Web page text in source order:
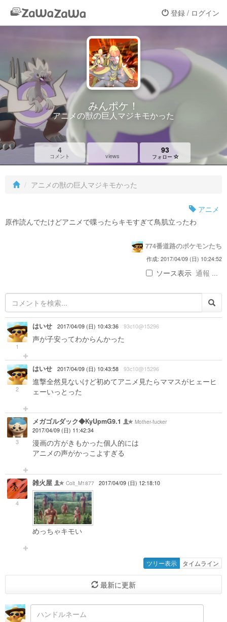
登録 / ログイン
みんポケ！
アニメの獣の巨人マジキモかった
4
コメント views
93
フォロー
アニメの獣の巨人マジキモかった
アニメ
原作読んでたけどアニメで喋ったらキモすぎて鳥肌立ったわ
774番道路のポケモンたち
作成: 2017/04/09 (日) 10:24:52
ソース表示 通報 ...
1
はいせ 2017/04/09 (日) 10:43:36 93c10@15296
声が子安ってわからんかった
2
はいせ 2017/04/09 (日) 10:43:58 93c10@15296
進撃全然見ないけど初めてアニメ見たらママスがヒェーヒ
ェーいっとった
3
メガゴルダック◆KyUpmG9.1
Mother-fucker
2017/04/09 (日) 11:42:34
漫画の方がきもかった個人的には
アニメの声がかっこよすぎる
4
雑火屋 Colt_M1877 2017/04/09 (日) 12:18:10
めっちゃキモい
ツリー表示 タイムライン
最新に更新